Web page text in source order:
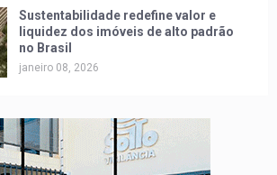
Sustentabilidade redefine valor e
liquidez dos imóveis de alto padrão
no Brasil
janeiro 08, 2026